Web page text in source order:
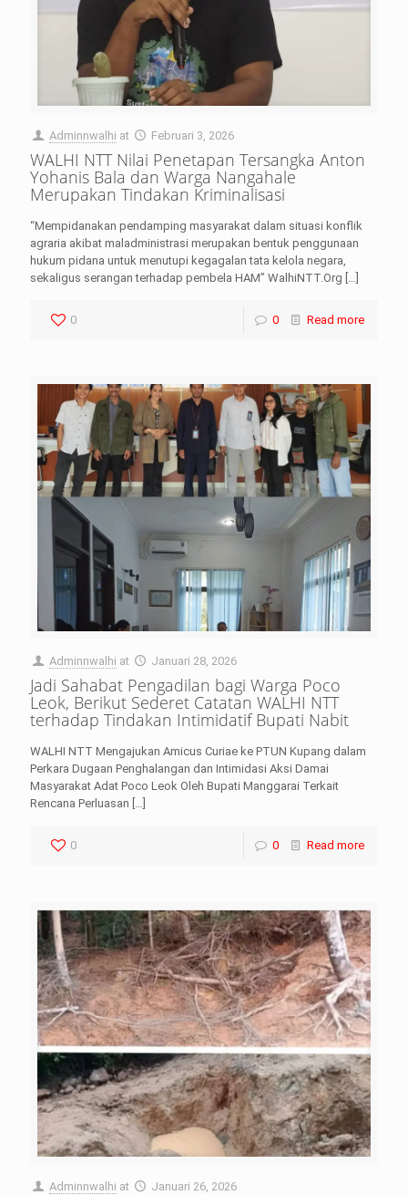
Adminnwalhi at Februari 3, 2026
WALHI NTT Nilai Penetapan Tersangka Anton
Yohanis Bala dan Warga Nangahale
Merupakan Tindakan Kriminalisasi
“Mempidanakan pendamping masyarakat dalam situasi konflik
agraria akibat maladministrasi merupakan bentuk penggunaan
hukum pidana untuk menutupi kegagalan tata kelola negara,
sekaligus serangan terhadap pembela HAM” WalhiNTT.Org
0 0 Read more
Adminnwalhi at Januari 28, 2026
Jadi Sahabat Pengadilan bagi Warga Poco
Leok, Berikut Sederet Catatan WALHI NTT
terhadap Tindakan Intimidatif Bupati Nabit
WALHI NTT Mengajukan Amicus Curiae ke PTUN Kupang dalam
Perkara Dugaan Penghalangan dan Intimidasi Aksi Damai
Masyarakat Adat Poco Leok Oleh Bupati Manggarai Terkait
Rencana Perluasan
0 0 Read more
Adminnwalhi at Januari 26, 2026